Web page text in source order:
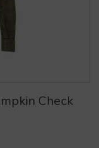
Check